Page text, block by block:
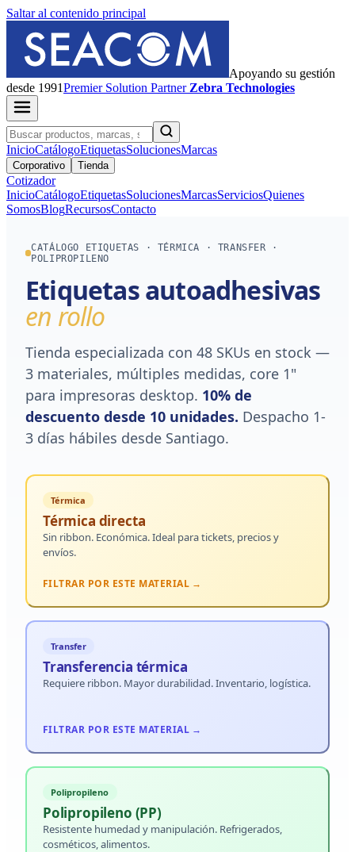
Saltar al contenido principal
Apoyando su gestión
desde 1991PremierSolution Partner Zebra Technologies
InicioCatálogoEtiquetasSolucionesMarcas
Corporativo Tienda
Cotizador
InicioCatálogoEtiquetasSolucionesMarcasServiciosQuienes
SomosBlogRecursosContacto
CATÁLOGO ETIQUETAS · TÉRMICA · TRANSFER ·
POLIPROPILENO
Etiquetas autoadhesivas
en rollo
Tienda especializada con 48 SKUs en stock —
3 materiales, múltiples medidas, core 1"
para impresoras desktop. 10% de
descuento desde 10 unidades. Despacho 1-
3 días hábiles desde Santiago.
Térmica
Térmica directa
Sin ribbon. Económica. Ideal para tickets, precios y
envíos.
FILTRAR POR ESTE MATERIAL →
Transfer
Transferencia térmica
Requiere ribbon. Mayor durabilidad. Inventario, logística.
FILTRAR POR ESTE MATERIAL →
Polipropileno
Polipropileno (PP)
Resistente humedad y manipulación. Refrigerados,
cosméticos, alimentos.